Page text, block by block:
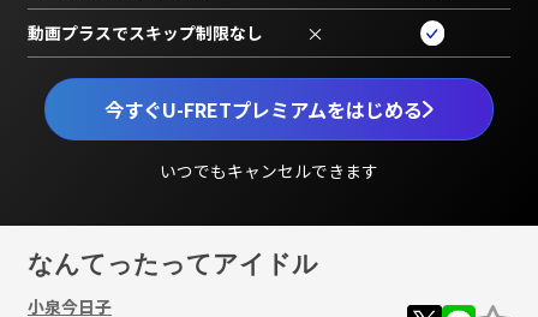
今すぐU-FRETプレミアムをはじめる
いつでもキャンセルできます
動画プラスでスキップ制限なし ×
なんてったってアイドル
小泉今日子